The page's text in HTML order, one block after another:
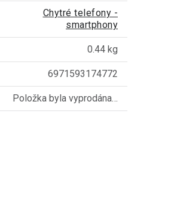
Chytré telefony -
smartphony
0.44 kg
6971593174772
Položka byla vyprodána…